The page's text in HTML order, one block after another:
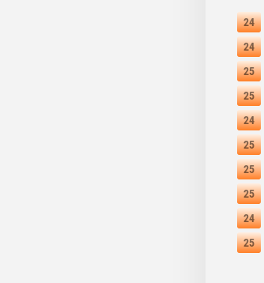
24
24
25
25
24
25
25
25
24
25